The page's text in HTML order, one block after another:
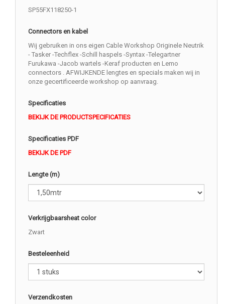
SP55FX118250-1
Connectors en kabel
Wij gebruiken in ons eigen Cable Workshop Originele Neutrik
- Tasker -Techflex -Schill haspels -Syntax -Telegartner
Furukawa -Jacob wartels -Keraf producten en Lemo
connectors . AFWIJKENDE lengtes en specials maken wij in
onze gecertificeerde workshop op aanvraag.
Specificaties
BEKIJK DE PRODUCTSPECIFICATIES
Specificaties PDF
BEKIJK DE PDF
Lengte (m)
Verkrijgbaarsheat color
Zwart
Besteleenheid
Verzendkosten